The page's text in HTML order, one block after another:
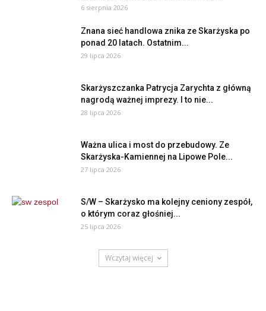
6 sierpnia 2026
Znana sieć handlowa znika ze Skarżyska po
ponad 20 latach. Ostatnim...
29 lipca 2026
Skarżyszczanka Patrycja Zarychta z główną
nagrodą ważnej imprezy. I to nie...
28 lipca 2026
Ważna ulica i most do przebudowy. Ze
Skarżyska-Kamiennej na Lipowe Pole...
27 lipca 2026
S/W – Skarżysko ma kolejny ceniony zespół,
o którym coraz głośniej...
25 lipca 2026
Wczytaj więcej